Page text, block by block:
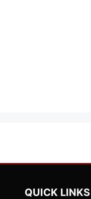
QUICK LINKS